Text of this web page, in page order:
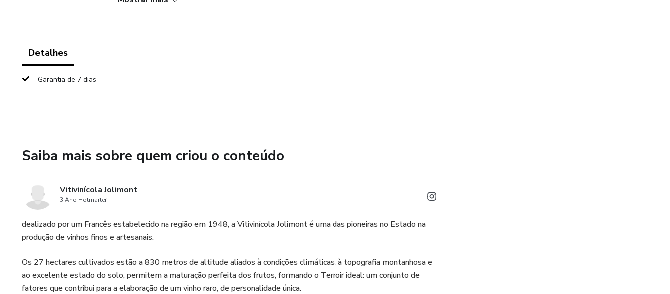
Detalhes
Garantia de 7 dias
Saiba mais sobre quem criou o conteúdo
Vitivinícola Jolimont
3 Ano Hotmarter
dealizado por um Francês estabelecido na região em 1948, a Vitivinícola Jolimont é uma das pioneiras no Estado na
produção de vinhos finos e artesanais.
Os 27 hectares cultivados estão a 830 metros de altitude aliados à condições climáticas, à topografia montanhosa e
ao excelente estado do solo, permitem a maturação perfeita dos frutos, formando o Terroir ideal: um conjunto de
fatores que contribui para a elaboração de um vinho raro, de personalidade única.